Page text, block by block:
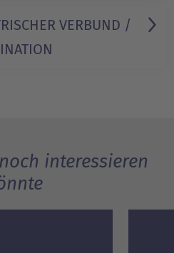
VERBUND /
interessieren